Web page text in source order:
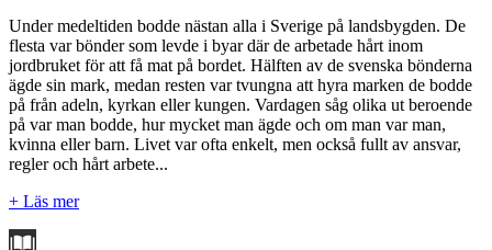
Under medeltiden bodde nästan alla i Sverige på landsbygden. De
flesta var bönder som levde i byar där de arbetade hårt inom
jordbruket för att få mat på bordet. Hälften av de svenska bönderna
ägde sin mark, medan resten var tvungna att hyra marken de bodde
på från adeln, kyrkan eller kungen. Vardagen såg olika ut beroende
på var man bodde, hur mycket man ägde och om man var man,
kvinna eller barn. Livet var ofta enkelt, men också fullt av ansvar,
regler och hårt arbete...
+ Läs mer